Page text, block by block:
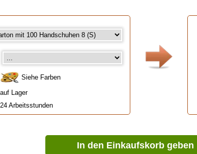
- Auch erhältlich pro Stück, siehe unten !
Verfügbar in: Karton mit 100 Handschuhen 8
Handschuhen 9 (L), Karton mit 100
mit 100 Handschuhen 12 (XXXL)
Siehe Farben
auf Lager
24 Arbeitsstunden
In den Einkaufskorb geben